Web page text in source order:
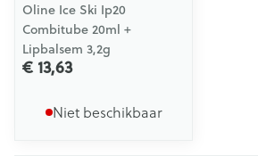
Oline Ice Ski Ip20
Combitube 20ml +
Lipbalsem 3,2g
€ 13,63
Niet beschikbaar